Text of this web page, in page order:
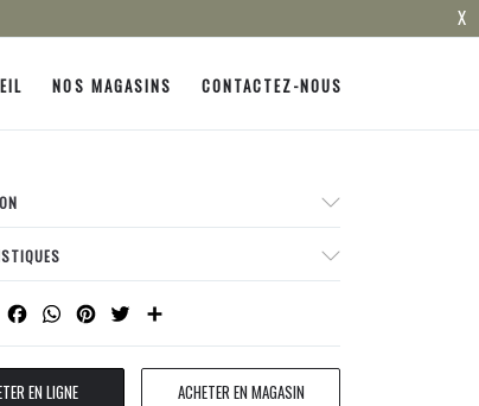
X
NOS MAGASINS CONTACTEZ-NOUS
Facebook
WhatsApp
Pinterest
Twitter
EN LIGNE ACHETER EN MAGASIN